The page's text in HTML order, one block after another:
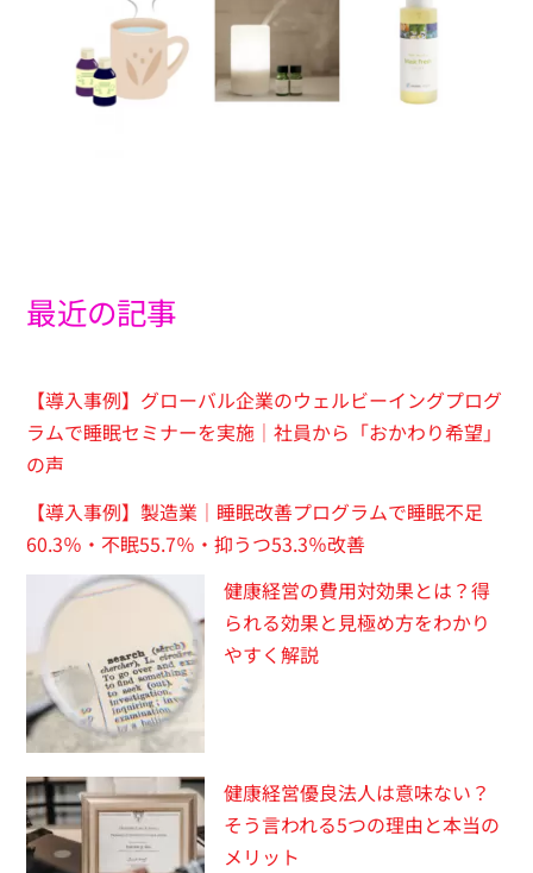
最近の記事
【導入事例】グローバル企業のウェルビーイングプログ
ラムで睡眠セミナーを実施｜社員から「おかわり希望」
の声
【導入事例】製造業｜睡眠改善プログラムで睡眠不足
60.3％・不眠55.7％・抑うつ53.3％改善
健康経営の費用対効果とは？得
られる効果と見極め方をわかり
やすく解説
健康経営優良法人は意味ない？
そう言われる5つの理由と本当の
メリット